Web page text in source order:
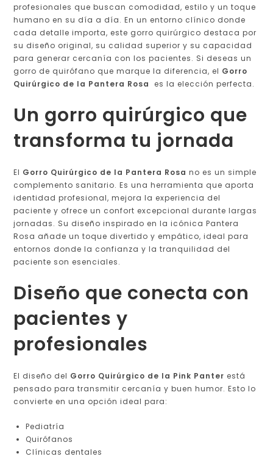
profesionales que buscan comodidad, estilo y un toque
humano en su día a día. En un entorno clínico donde
cada detalle importa, este gorro quirúrgico destaca por
su diseño original, su calidad superior y su capacidad
para generar cercanía con los pacientes. Si deseas un
gorro de quirófano que marque la diferencia, el Gorro
Quirúrgico de la Pantera Rosa
es la elección perfecta.
Un gorro quirúrgico que
transforma tu jornada
El Gorro Quirúrgico de la Pantera Rosa no es un simple
complemento sanitario. Es una herramienta que aporta
identidad profesional, mejora la experiencia del
paciente y ofrece un confort excepcional durante largas
jornadas. Su diseño inspirado en la icónica Pantera
Rosa añade un toque divertido y empático, ideal para
entornos donde la confianza y la tranquilidad del
paciente son esenciales.
Diseño que conecta con
pacientes y
profesionales
El diseño del Gorro Quirúrgico de la Pink Panter está
pensado para transmitir cercanía y buen humor. Esto lo
convierte en una opción ideal para:
Pediatría
Quirófanos
Clínicas dentales